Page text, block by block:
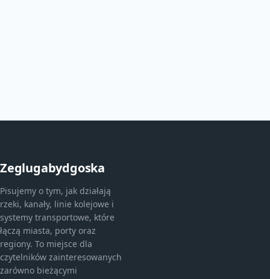
Zeglugabydgoska
Pisujemy o tym, jak działają
rzeki, kanały, linie kolejowe i
systemy transportowe, które
łączą miasta, porty oraz
regiony. To miejsce dla
czytelników zainteresowanych
zarówno bieżącymi